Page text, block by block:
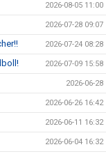
2026-08-05 11:00
2026-07-28 09:07
2026-07-24 08:28
2026-07-09 15:58
2026-06-28
2026-06-26 16:42
2026-06-11 16:32
2026-06-04 16:32